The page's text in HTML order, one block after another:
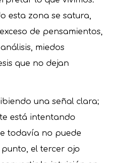
esta zona se satura,
de pensamientos,
miedos
que no dejan
una señal clara;
está intentando
todavía no puede
el tercer ojo